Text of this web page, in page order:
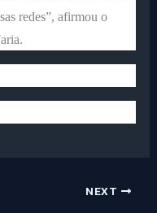
redes”, afirmou o
NEXT